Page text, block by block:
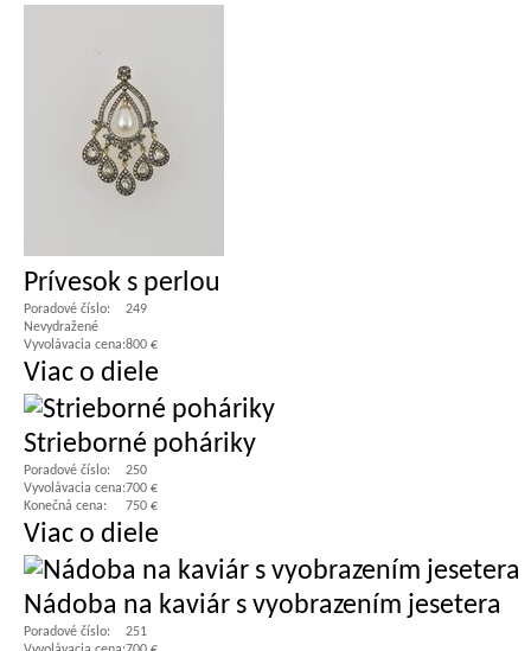
Prívesok s perlou
Poradové číslo:
249
Nevydražené
Vyvolávacia cena:800 €
Viac o diele
Strieborné poháriky
Poradové číslo:
250
Vyvolávacia cena:700 €
Konečná cena:
750 €
Viac o diele
Nádoba na kaviár s vyobrazením jesetera
Poradové číslo:
251